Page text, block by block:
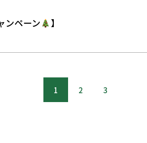
ンペーン 】
1 2 3